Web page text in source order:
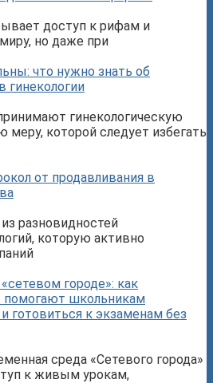
доступ к рифам и
но даже при
что нужно знать об
гинекологии
гинекологическую
которой следует избегать
от продавливания в
разновидностей
которую активно
городе»: как
помогают школьникам
готовиться к экзаменам без
среда «Сетевого города»
к живым урокам,